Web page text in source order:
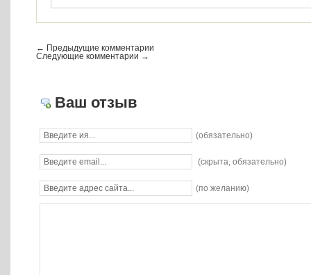
← Предыдущие комментарии
Следующие комментарии →
Ваш отзыв
(обязательно)
(скрыта, обязательно)
(по желанию)